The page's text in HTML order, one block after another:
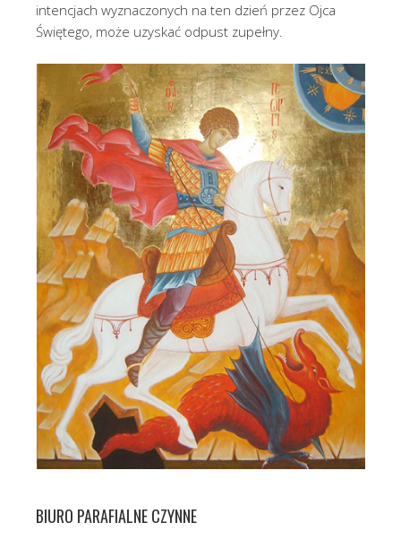
intencjach wyznaczonych na ten dzień przez Ojca
Świętego, może uzyskać odpust zupełny.
BIURO PARAFIALNE CZYNNE